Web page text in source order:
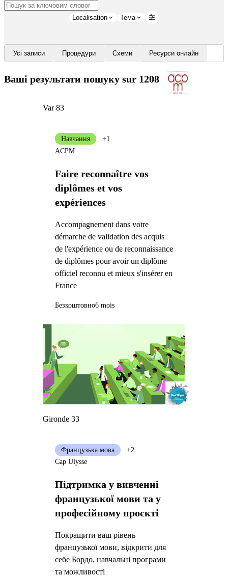
Localisation Тема
Усі записи Процедури Схеми Ресурси онлайн
Ваші результати пошуку sur 1208
Var 83
Faire reconnaître vos
diplômes et vos
expériences
Accompagnement dans votre
démarche de validation des acquis
de l'expérience ou de reconnaissance
de diplômes pour avoir un diplôme
officiel reconnu et mieux s'insérer en
France
Навчання
+1
ACPM
Безкоштовно6 mois
Gironde 33
Підтримка у вивченні
французької мови та у
професійному проєкті
Покращити ваш рівень
французької мови, відкрити для
себе Бордо, навчальні програми
та можливості
Французька мова
+2
Cap Ulysse